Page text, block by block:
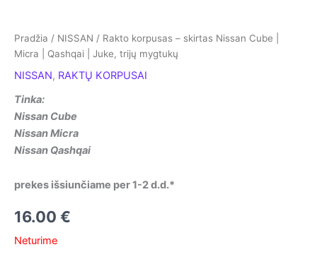
Pradžia / NISSAN / Rakto korpusas – skirtas Nissan Cube |
Micra | Qashqai | Juke, trijų mygtukų
NISSAN, RAKTŲ KORPUSAI
Tinka:
Nissan Cube
Nissan Micra
Nissan Qashqai
prekes išsiunčiame per 1-2 d.d.*
16.00 €
Neturime